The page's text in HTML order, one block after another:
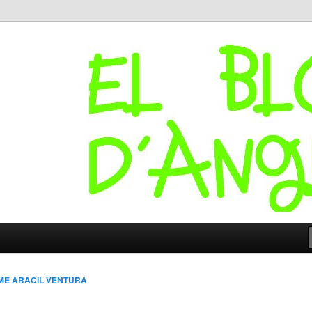
– Bloc d'Anglès
ARACIL VENTURA